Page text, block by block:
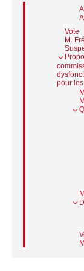
Vote
M.
pour